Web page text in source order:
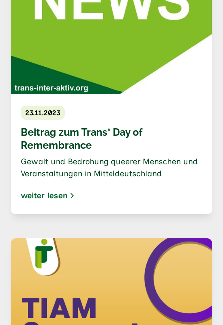
23.11.2023
Beitrag zum Trans* Day of
Remembrance
Gewalt und Bedrohung queerer Menschen und
Veranstaltungen in Mitteldeutschland
weiter lesen